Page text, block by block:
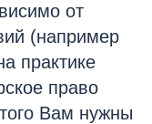
от
(например
практике
право
Вам нужны